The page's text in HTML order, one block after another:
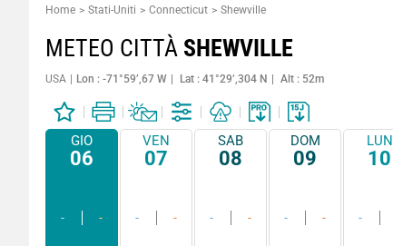
Home Stati-Uniti Connecticut Shewville
METEO CITTÀ SHEWVILLE
USA Lon : -71°59’,67 W Lat : 41°29’,304 N Alt : 52m
GIO
06
- -
VEN
07
- -
SAB
08
- -
DOM
09
- -
LUN
10
-